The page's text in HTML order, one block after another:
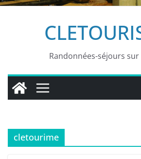
Randonnées-séjours
cletourime